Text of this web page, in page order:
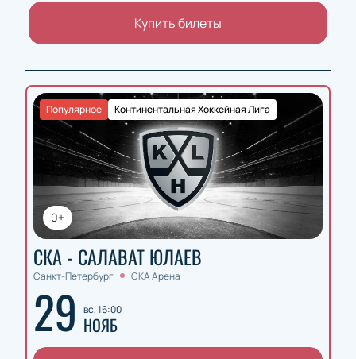
Купить билеты
0+
Континентальная Хоккейная Лига
Популярное
СКА - САЛАВАТ ЮЛАЕВ
Санкт-Петербург СКА Арена
29 вс, 16:00
НОЯБ